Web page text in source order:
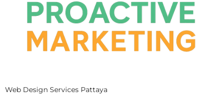
Web Design Services Pattaya